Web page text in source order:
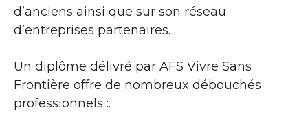
d’anciens ainsi que sur son réseau
d’entreprises partenaires.
Un diplôme délivré par AFS Vivre Sans
Frontière offre de nombreux débouchés
professionnels :.